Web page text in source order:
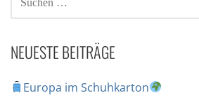
NEUESTE BEITRÄGE
Europa im Schuhkarton